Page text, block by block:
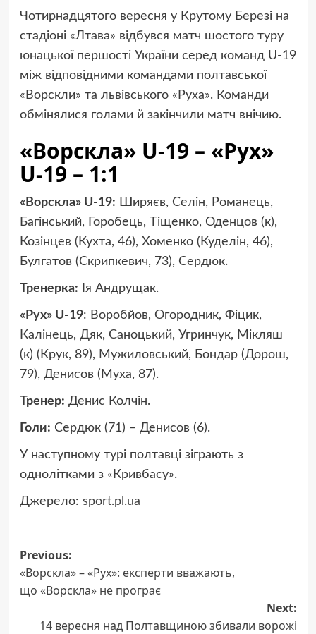
Чотирнадцятого вересня у Крутому Березі на
стадіоні «Лтава» відбувся матч шостого туру
юнацької першості України серед команд U-19
між відповідними командами полтавської
«Ворскли» та львівського «Руха». Команди
обмінялися голами й закінчили матч внічию.
«Ворскла» U-19 – «Рух»
U-19 – 1:1
«Ворскла» U-19: Ширяєв, Селін, Романець,
Багінський, Горобець, Тіщенко, Оденцов (к),
Козінцев (Кухта, 46), Хоменко (Куделін, 46),
Булгатов (Скрипкевич, 73), Сердюк.
Тренерка: Ія Андрущак.
«Рух» U-19: Воробйов, Огородник, Фіцик,
Калінець, Дяк, Саноцький, Угринчук, Мікляш
(к) (Крук, 89), Мужиловський, Бондар (Дорош,
79), Денисов (Муха, 87).
Тренер: Денис Колчін.
Голи: Сердюк (71) – Денисов (6).
У наступному турі полтавці зіграють з
однолітками з «Кривбасу».
Джерело: sport.pl.ua
Post
navigation
Previous:
«Ворскла» – «Рух»: експерти вважають,
що «Ворскла» не програє
Next:
14 вересня над Полтавщиною збивали ворожі